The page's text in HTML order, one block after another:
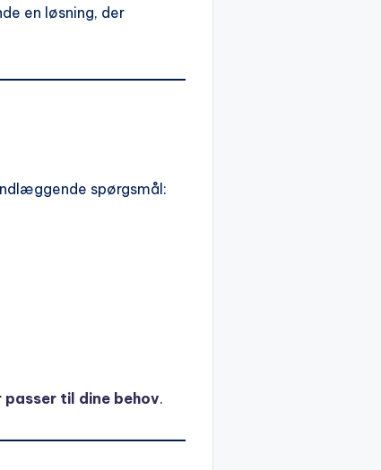
en løsning, der
spørgsmål:
passer til dine behov.